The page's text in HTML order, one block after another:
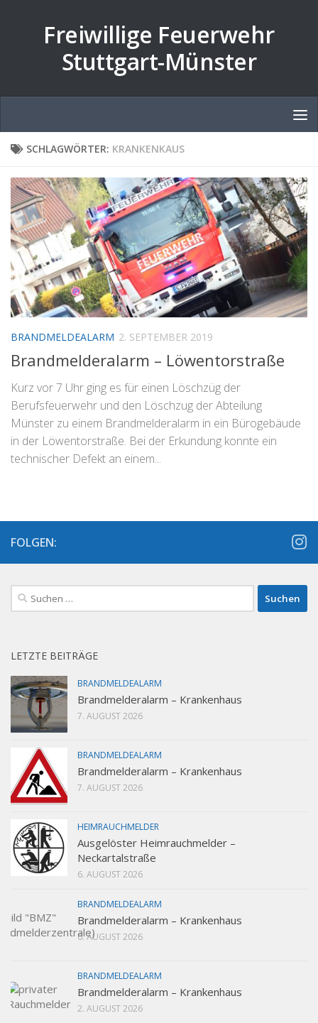
Freiwillige Feuerwehr
Stuttgart-Münster
SCHLAGWÖRTER: KRANKENKAUS
BRANDMELDEALARM 2. SEPTEMBER 2019
Brandmelderalarm – Löwentorstraße
Kurz vor 7 Uhr ging es für einen Löschzüg der
Berufsfeuerwehr und den Löschzug der Abteilung
Münster zu einem Brandmelderalarm in ein Bürogebäude
in der Löwentorstraße. Bei der Erkundung konnte ein
technischer Defekt an einem...
FOLGEN:
Suchen
nach:
LETZTE BEITRÄGE
BRANDMELDEALARM
Brandmelderalarm – Krankenhaus
7. AUGUST 2026
BRANDMELDEALARM
Brandmelderalarm – Krankenhaus
7. AUGUST 2026
HEIMRAUCHMELDER
Ausgelöster Heimrauchmelder –
Neckartalstraße
6. AUGUST 2026
BRANDMELDEALARM
Brandmelderalarm – Krankenhaus
6. AUGUST 2026
BRANDMELDEALARM
Brandmelderalarm – Krankenhaus
2. AUGUST 2026